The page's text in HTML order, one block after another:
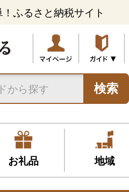
ふるさと納税サイト
検索
お礼品 地域